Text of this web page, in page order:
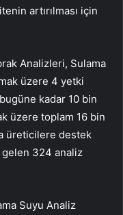
artırılması için
Analizleri, Sulama
üzere 4 yetki
kadar 10 bin
üzere toplam 16 bin
üreticilere destek
gelen 324 analiz
Suyu Analiz